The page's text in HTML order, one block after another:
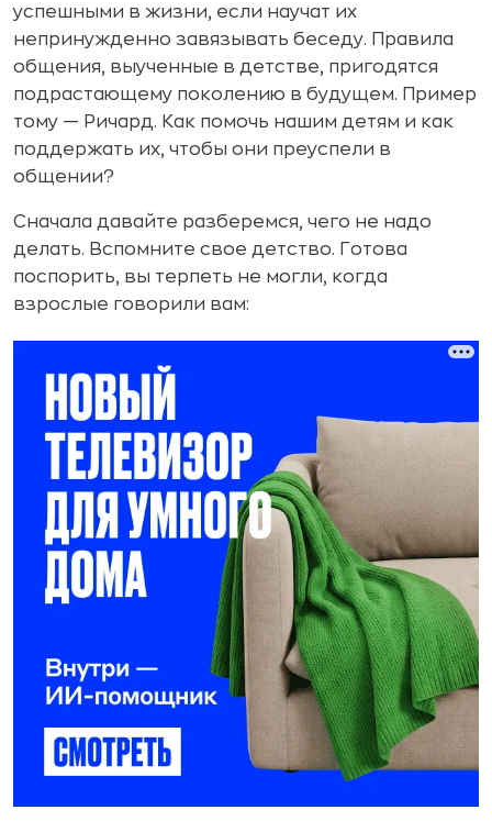
успешными в жизни, если научат их
непринужденно завязывать беседу. Правила
общения, выученные в детстве, пригодятся
подрастающему поколению в будущем. Пример
тому — Ричард. Как помочь нашим детям и как
поддержать их, чтобы они преуспели в
общении?
Сначала давайте разберемся, чего не надо
делать. Вспомните свое детство. Готова
поспорить, вы терпеть не могли, когда
взрослые говорили вам: